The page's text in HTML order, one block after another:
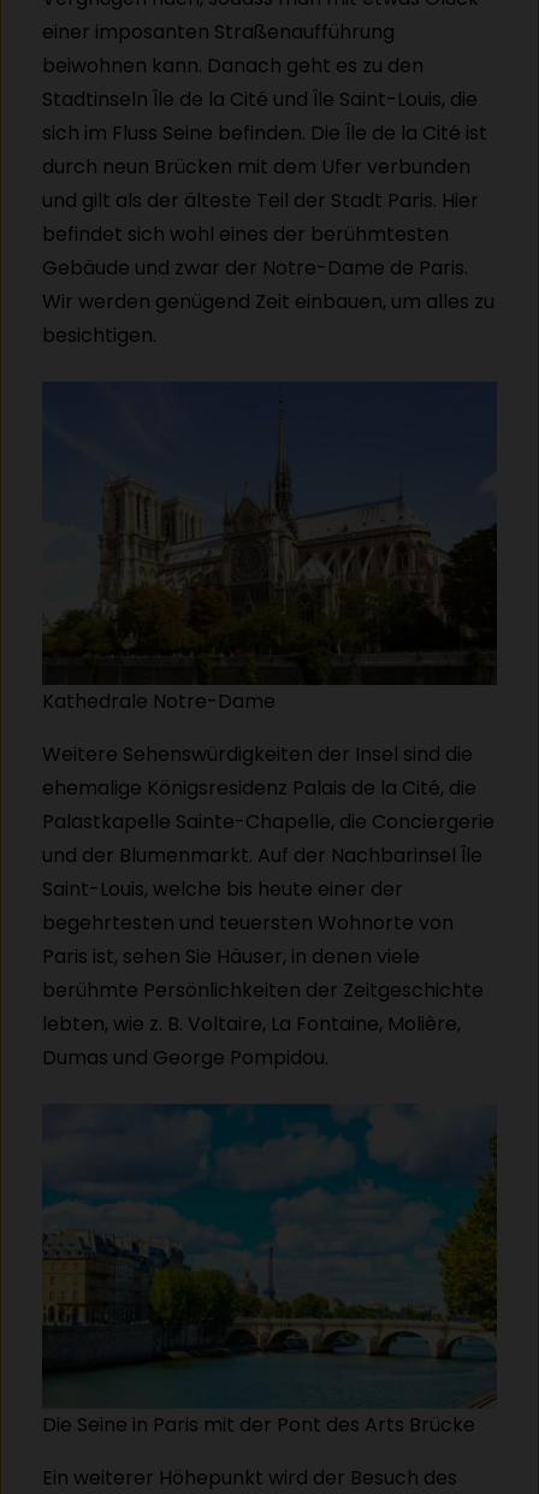
einer imposanten Straßenaufführung
beiwohnen kann. Danach geht es zu den
Stadtinseln Île de la Cité und Île Saint-Louis, die
sich im Fluss Seine befinden. Die Île de la Cité ist
durch neun Brücken mit dem Ufer verbunden
und gilt als der älteste Teil der Stadt Paris. Hier
befindet sich wohl eines der berühmtesten
Gebäude und zwar der Notre-Dame de Paris.
Wir werden genügend Zeit einbauen, um alles zu
besichtigen.
Kathedrale Notre-Dame
Weitere Sehenswürdigkeiten der Insel sind die
ehemalige Königsresidenz Palais de la Cité, die
Palastkapelle Sainte-Chapelle, die Conciergerie
und der Blumenmarkt. Auf der Nachbarinsel Île
Saint-Louis, welche bis heute einer der
begehrtesten und teuersten Wohnorte von
Paris ist, sehen Sie Häuser, in denen viele
berühmte Persönlichkeiten der Zeitgeschichte
lebten, wie z. B. Voltaire, La Fontaine, Molière,
Dumas und George Pompidou.
Die Seine in Paris mit der Pont des Arts Brücke
Ein weiterer Höhepunkt wird der Besuch des